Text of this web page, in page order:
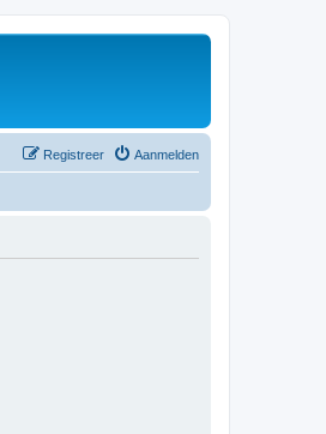
Aanmelden
Registreer